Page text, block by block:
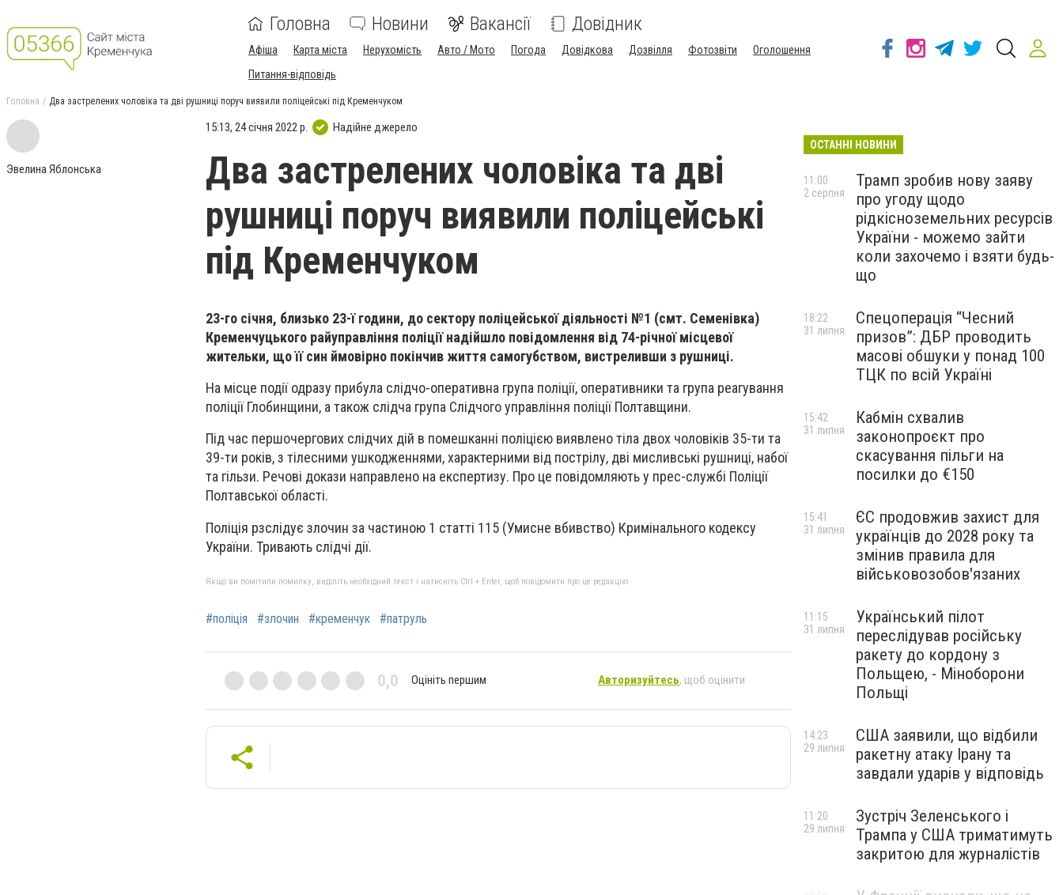
Головна Новини Вакансії Довідник
Афіша Карта міста Нерухомість Авто / Мото Погода Довідкова Дозвілля Фотозвіти
Оголошення
Питання-відповідь
Головна Два застрелених чоловіка та дві рушниці поруч виявили поліцейські під Кременчуком
Эвелина Яблонська
15:13, 24 січня 2022 р. Надійне джерело
Два застрелених чоловіка та дві
рушниці поруч виявили поліцейські
під Кременчуком
23-го січня, близько 23-ї години, до сектору поліцейської діяльності №1 (смт. Семенівка)
Кременчуцького райуправління поліціїнадійшло повідомлення від 74-річної місцевої
жительки, що її син ймовірно покінчив життя самогубством, вистреливши з рушниці.
На місце події одразу прибула слідчо-оперативна група поліції, оперативники та група реагування
поліції Глобинщини, а також слідча група Слідчого управління поліції Полтавщини.
Під час першочергових слідчих дій в помешканні поліцією виявлено тіла двох чоловіків 35-ти та
39-ти років, з тілесними ушкодженнями, характерними від пострілу, дві мисливські рушниці, набої
та гільзи. Речові докази направлено на експертизу. Про це повідомляють у прес-службі Поліції
Полтавської області.
Поліція рзслідує злочин за частиною 1 статті 115 (Умисне вбивство) Кримінального кодексу
України. Тривають слідчі дії.
Якщо ви помітили помилку, виділіть необхідний текст і натисніть Ctrl + Enter, щоб повідомити про це редакцію
#поліція #злочин #кременчук #патруль
0,0 Оцініть першим Авторизуйтесь, щоб оцінити
ОСТАННІ НОВИНИ
Трамп зробив нову заяву
про угоду щодо
рідкісноземельних ресурсів
України - можемо зайти
коли захочемо і взяти будь-
що
11:00
2 серпня
Спецоперація “Чесний
призов”: ДБР проводить
масові обшуки у понад 100
ТЦК по всій Україні
18:22
31 липня
Кабмін схвалив
законопроєкт про
скасування пільги на
посилки до €150
15:42
31 липня
ЄС продовжив захист для
українців до 2028 року та
змінив правила для
військовозобов'язаних
15:41
31 липня
Український пілот
переслідував російську
ракету до кордону з
Польщею, - Міноборони
Польщі
11:15
31 липня
США заявили, що відбили
ракетну атаку Ірану та
завдали ударів у відповідь
14:23
29 липня
Зустріч Зеленського і
Трампа у США триматимуть
закритою для журналістів
11:20
29 липня